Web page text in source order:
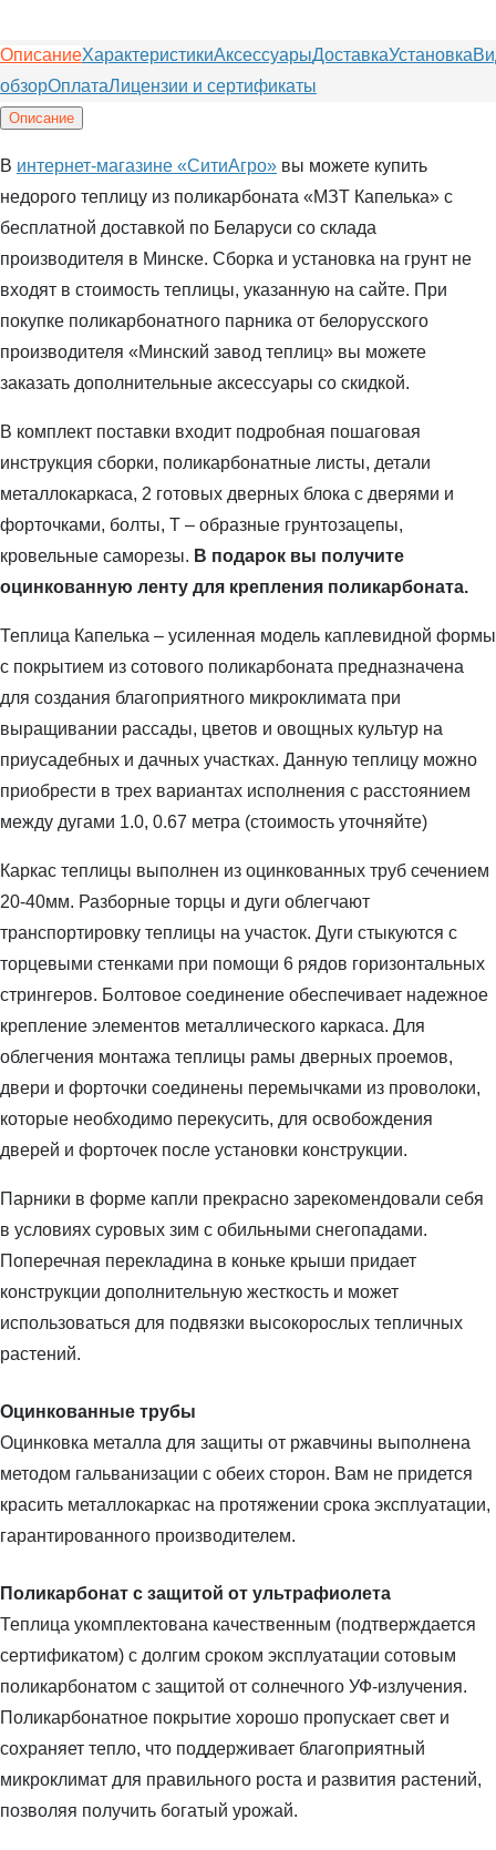
ОписаниеХарактеристикиАксессуарыДоставкаУстановка
обзорОплатаЛицензии и сертификаты
Описание
В интернет-магазине «СитиАгро» вы можете купить
недорого теплицу из поликарбоната «МЗТ Капелька» с
бесплатной доставкой по Беларуси со склада
производителя в Минске. Сборка и установка на грунт не
входят в стоимость теплицы, указанную на сайте. При
покупке поликарбонатного парника от белорусского
производителя «Минский завод теплиц» вы можете
заказать дополнительные аксессуары со скидкой.
В комплект поставки входит подробная пошаговая
инструкция сборки, поликарбонатные листы, детали
металлокаркаса, 2 готовых дверных блока с дверями и
форточками, болты, Т – образные грунтозацепы,
кровельные саморезы. В подарок вы получите
оцинкованную ленту для крепления поликарбоната.
Теплица Капелька – усиленная модель каплевидной формы
с покрытием из сотового поликарбоната предназначена
для создания благоприятного микроклимата при
выращивании рассады, цветов и овощных культур на
приусадебных и дачных участках. Данную теплицу можно
приобрести в трех вариантах исполнения с расстоянием
между дугами 1.0, 0.67 метра (стоимость уточняйте)
Каркас теплицы выполнен из оцинкованных труб сечением
20-40мм. Разборные торцы и дуги облегчают
транспортировку теплицы на участок. Дуги стыкуются с
торцевыми стенками при помощи 6 рядов горизонтальных
стрингеров. Болтовое соединение обеспечивает надежное
крепление элементов металлического каркаса. Для
облегчения монтажа теплицы рамы дверных проемов,
двери и форточки соединены перемычками из проволоки,
которые необходимо перекусить, для освобождения
дверей и форточек после установки конструкции.
Парники в форме капли прекрасно зарекомендовали себя
в условиях суровых зим с обильными снегопадами.
Поперечная перекладина в коньке крыши придает
конструкции дополнительную жесткость и может
использоваться для подвязки высокорослых тепличных
растений.
Оцинкованные трубы
Оцинковка металла для защиты от ржавчины выполнена
методом гальванизации с обеих сторон. Вам не придется
красить металлокаркас на протяжении срока эксплуатации,
гарантированного производителем.
Поликарбонат с защитой от ультрафиолета
Теплица укомплектована качественным (подтверждается
сертификатом) с долгим сроком эксплуатации сотовым
поликарбонатом с защитой от солнечного УФ-излучения.
Поликарбонатное покрытие хорошо пропускает свет и
сохраняет тепло, что поддерживает благоприятный
микроклимат для правильного роста и развития растений,
позволяя получить богатый урожай.